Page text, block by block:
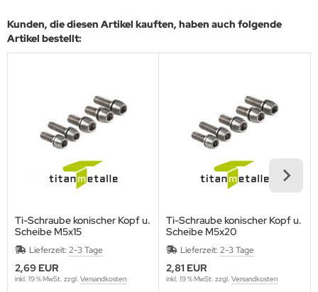
Kunden, die diesen Artikel kauften, haben auch folgende
Artikel bestellt:
Ti-Schraube konischer Kopf u.
Scheibe M5x15
Lieferzeit: 2-3 Tage
2,69 EUR
inkl. 19 % MwSt. zzgl. Versandkosten
Ti-Schraube konischer Kopf u.
Scheibe M5x20
Lieferzeit: 2-3 Tage
2,81 EUR
inkl. 19 % MwSt. zzgl. Versandkosten